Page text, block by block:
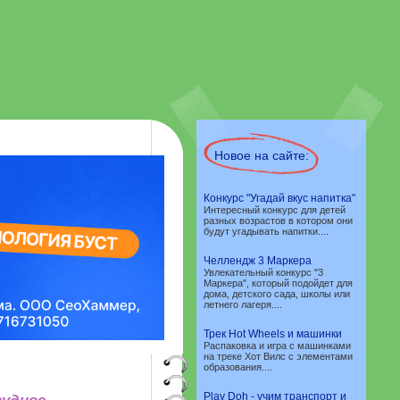
Новое на сайте:
Конкурс "Угадай вкус напитка"
Интересный конкурс для детей
разных возрастов в котором они
будут угадывать напитки....
Челлендж 3 Маркера
Увлекательный конкурс "3
Маркера", который подойдет для
дома, детского сада, школы или
летнего лагеря....
Трек Hot Wheels и машинки
Распаковка и игра с машинками
на треке Хот Вилс с элементами
образования....
Play Doh - учим транспорт и